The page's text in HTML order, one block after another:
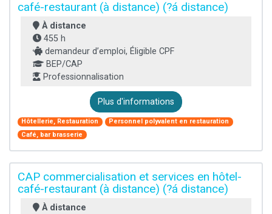
café-restaurant (à distance) (?á distance)
À distance
455 h
demandeur d’emploi, Éligible CPF
BEP/CAP
Professionnalisation
Plus d'informations
Hôtellerie, Restauration
Personnel polyvalent en restauration
Café, bar brasserie
CAP commercialisation et services en hôtel-
café-restaurant (à distance) (?á distance)
À distance